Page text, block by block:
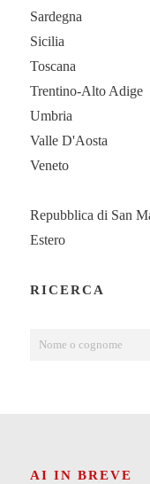
Sardegna
Sicilia
Toscana
Trentino-Alto Adige
Umbria
Valle D'Aosta
Veneto
Repubblica di San
Estero
RICERCA
AI IN BREVE